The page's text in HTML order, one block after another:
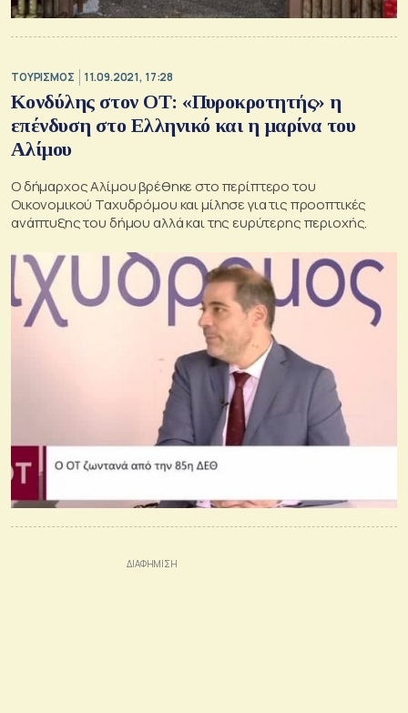
ΤΟΥΡΙΣΜΟΣ 11.09.2021, 17:28
Κονδύλης στον ΟΤ: «Πυροκροτητής» η
επένδυση στο Ελληνικό και η μαρίνα του
Αλίμου
Ο δήμαρχος Αλίμου βρέθηκε στο περίπτερο του
Οικονομικού Ταχυδρόμου και μίλησε για τις προοπτικές
ανάπτυξης του δήμου αλλά και της ευρύτερης περιοχής.